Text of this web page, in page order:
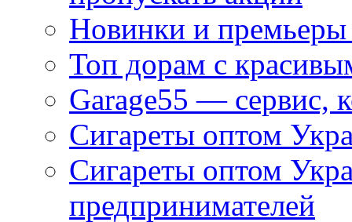
Новинки и
Топ дорам с
Garage55 — сервис,
Сигареты оптом
Сигареты оптом
предпринимателей